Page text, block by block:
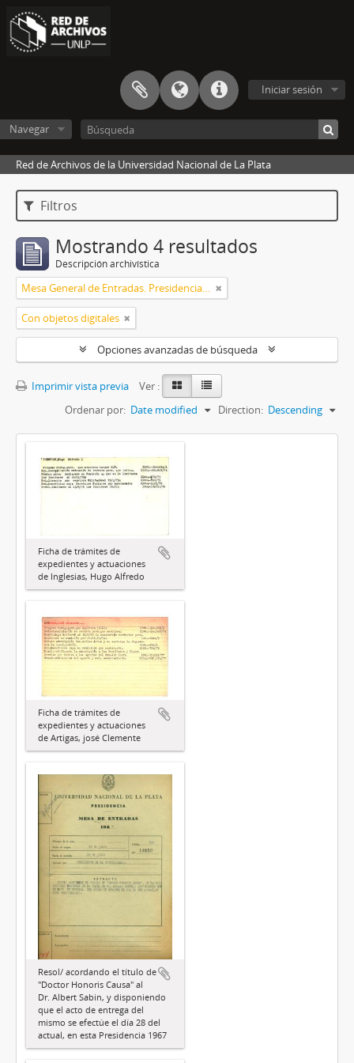
Iniciar sesión
Navegar
Red de Archivos de la Universidad Nacional de La Plata
Filtros
Mostrando 4 resultados
Descripción archivística
Mesa General de Entradas. Presidencia UNLP
Con objetos digitales
Opciones avanzadas de búsqueda
Imprimir vista previa
Ver :
Ordenar por: Date modified Direction: Descending
Ficha de trámites de
expedientes y actuaciones
de Inglesias, Hugo Alfredo
Ficha de trámites de
expedientes y actuaciones
de Artigas, josé Clemente
Resol/ acordando el título de
"Doctor Honoris Causa" al
Dr. Albert Sabin, y disponiendo
que el acto de entrega del
mismo se efectúe el día 28 del
actual, en esta Presidencia 1967